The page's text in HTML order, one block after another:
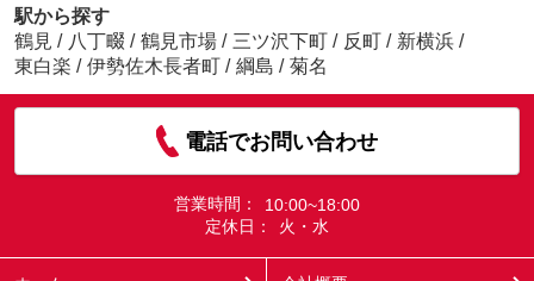
駅から探す
鶴見 / 八丁畷 / 鶴見市場 / 三ツ沢下町 / 反町 / 新横浜 /
東白楽 / 伊勢佐木長者町 / 綱島 / 菊名
電話でお問い合わせ
営業時間：
10:00~18:00
定休日：
火・水